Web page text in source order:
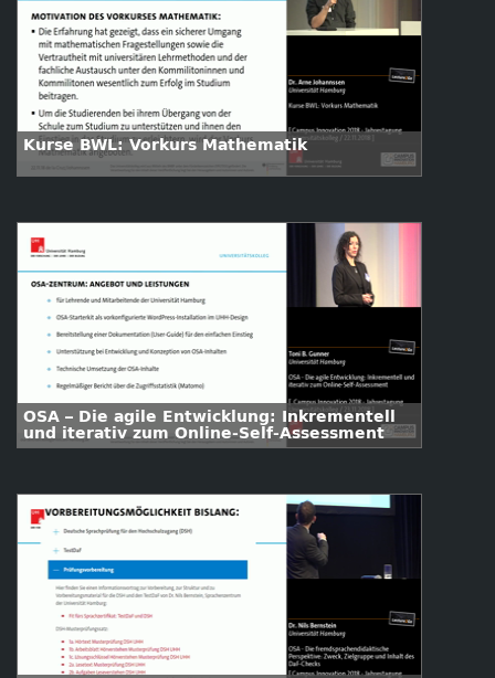
Kurse BWL: Vorkurs Mathematik
OSA – Die agile Entwicklung: Inkrementell
und iterativ zum Online-Self-Assessment